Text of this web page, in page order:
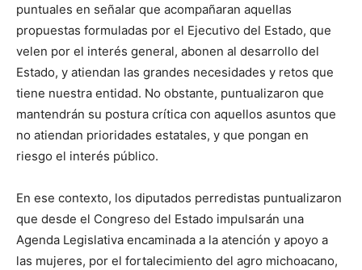
puntuales en señalar que acompañaran aquellas
propuestas formuladas por el Ejecutivo del Estado, que
velen por el interés general, abonen al desarrollo del
Estado, y atiendan las grandes necesidades y retos que
tiene nuestra entidad. No obstante, puntualizaron que
mantendrán su postura crítica con aquellos asuntos que
no atiendan prioridades estatales, y que pongan en
riesgo el interés público.
En ese contexto, los diputados perredistas puntualizaron
que desde el Congreso del Estado impulsarán una
Agenda Legislativa encaminada a la atención y apoyo a
las mujeres, por el fortalecimiento del agro michoacano,